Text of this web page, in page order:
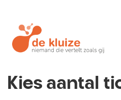
Kies aantal